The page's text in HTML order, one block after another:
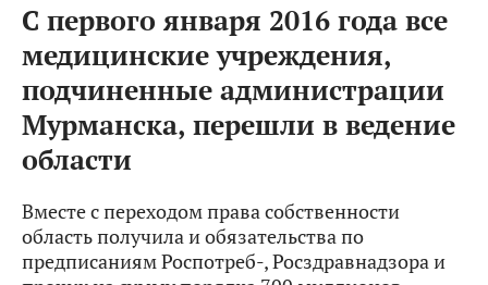
C первого января 2016 года все
медицинские учреждения,
подчиненные администрации
Мурманска, перешли в ведение
области
Вместе с переходом права собственности
область получила и обязательства по
предписаниям Роспотреб-, Росздравнадзора и